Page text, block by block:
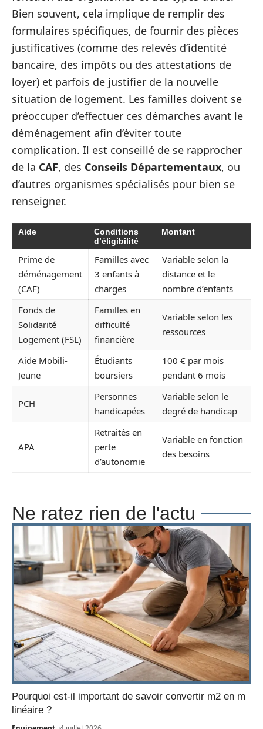
Bien souvent, cela implique de remplir des
formulaires spécifiques, de fournir des pièces
justificatives (comme des relevés d’identité
bancaire, des impôts ou des attestations de
loyer) et parfois de justifier de la nouvelle
situation de logement. Les familles doivent se
préoccuper d’effectuer ces démarches avant le
déménagement afin d’éviter toute
complication. Il est conseillé de se rapprocher
de la CAF, des Conseils Départementaux, ou
d’autres organismes spécialisés pour bien se
renseigner.
Aide
Conditions
d’éligibilité
Montant
Prime de
déménagement
(CAF)
Familles avec
3 enfants à
charges
Variable selon la
distance et le
nombre d’enfants
Fonds de
Solidarité
Logement (FSL)
Familles en
difficulté
financière
Variable selon les
ressources
Aide Mobili-
Jeune
Étudiants
boursiers
100 € par mois
pendant 6 mois
PCH
Personnes
handicapées
Variable selon le
degré de handicap
APA
Retraités en
perte
d’autonomie
Variable en fonction
des besoins
Ne ratez rien de l'actu
Pourquoi est-il important de savoir convertir m2 en m
linéaire ?